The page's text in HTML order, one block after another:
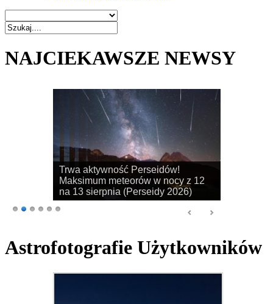
NAJCIEKAWSZE NEWSY
Rozpoczyna się sezon na
obserwacje obłoków srebrzystych!
Astrofotografie Użytkowników